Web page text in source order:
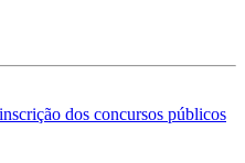
dos concursos públicos